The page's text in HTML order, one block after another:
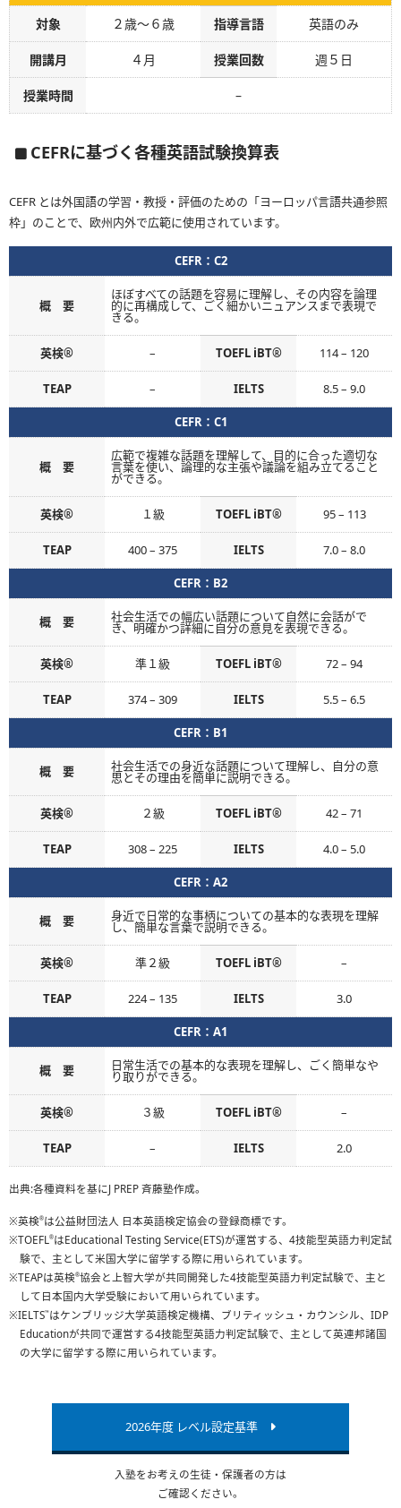
対象 ２歳～６歳 指導言語 英語のみ
開講月 ４月 授業回数 週５日
授業時間 –
CEFRに基づく各種英語試験換算表
CEFR とは外国語の学習・教授・評価のための「ヨーロッパ言語共通参照
枠」のことで、欧州内外で広範に使用されています。
CEFR：C2
概 要
ほぼすべての話題を容易に理解し、その内容を論理
的に再構成して、ごく細かいニュアンスまで表現で
きる。
英検® – TOEFL iBT® 114 – 120
TEAP – IELTS 8.5 – 9.0
CEFR：C1
概 要
広範で複雑な話題を理解して、目的に合った適切な
言葉を使い、論理的な主張や議論を組み立てること
ができる。
英検® １級 TOEFL iBT® 95 – 113
TEAP 400 – 375 IELTS 7.0 – 8.0
CEFR：B2
概 要 社会生活での幅広い話題について自然に会話がで
き、明確かつ詳細に自分の意見を表現できる。
英検® 準１級 TOEFL iBT® 72 – 94
TEAP 374 – 309 IELTS 5.5 – 6.5
CEFR：B1
概 要 社会生活での身近な話題について理解し、自分の意
思とその理由を簡単に説明できる。
英検® ２級 TOEFL iBT® 42 – 71
TEAP 308 – 225 IELTS 4.0 – 5.0
CEFR：A2
概 要 身近で日常的な事柄についての基本的な表現を理解
し、簡単な言葉で説明できる。
英検® 準２級 TOEFL iBT® –
TEAP 224 – 135 IELTS 3.0
CEFR：A1
概 要 日常生活での基本的な表現を理解し、ごく簡単なや
り取りができる。
英検® ３級 TOEFL iBT® –
TEAP – IELTS 2.0
出典:各種資料を基にJ PREP 斉藤塾作成。
英検®は公益財団法人 日本英語検定協会の登録商標です。
TOEFL ®はEducational Testing Service(ETS)が運営する、4技能型英語力判定試
験で、主として米国大学に留学する際に用いられています。
TEAPは英検®協会と上智大学が共同開発した4技能型英語力判定試験で、主と
して日本国内大学受験において用いられています。
IELTS™はケンブリッジ大学英語検定機構、ブリティッシュ・カウンシル、IDP
Educationが共同で運営する4技能型英語力判定試験で、主として英連邦諸国
の大学に留学する際に用いられています。
2026年度 レベル設定基準
入塾をお考えの生徒・保護者の方は
ご確認ください。